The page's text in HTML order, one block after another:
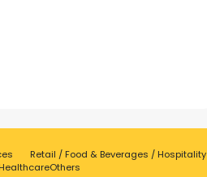
Retail / Food & Beverages / Hospitality
Others